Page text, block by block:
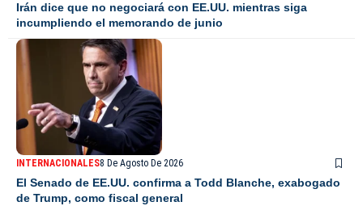
Irán dice que no negociará con EE.UU. mientras siga
incumpliendo el memorando de junio
INTERNACIONALES8 De Agosto De 2026
El Senado de EE.UU. confirma a Todd Blanche, exabogado
de Trump, como fiscal general